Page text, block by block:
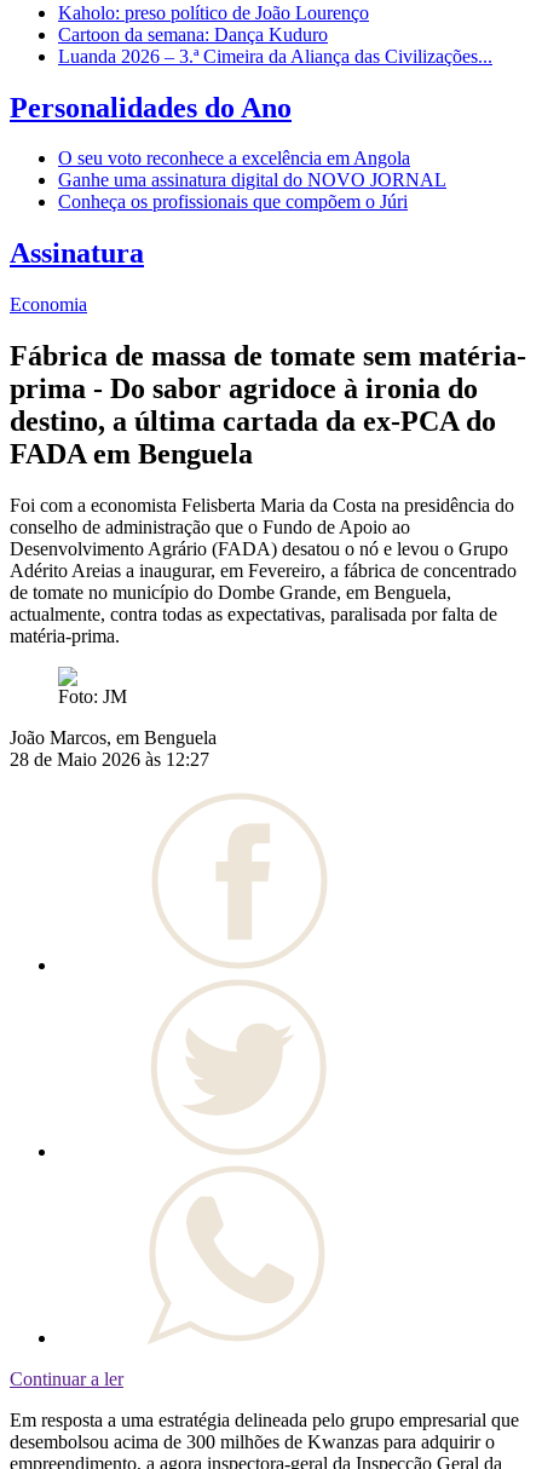
Kaholo: preso político de João Lourenço
Cartoon da semana: Dança Kuduro
Luanda 2026 – 3.ª Cimeira da Aliança das Civilizações...
Personalidades do Ano
O seu voto reconhece a excelência em Angola
Ganhe uma assinatura digital do NOVO JORNAL
Conheça os profissionais que compõem o Júri
Assinatura
Economia
Fábrica de massa de tomate sem matéria-
prima - Do sabor agridoce à ironia do
destino, a última cartada da ex-PCA do
FADA em Benguela
Foi com a economista Felisberta Maria da Costa na presidência do
conselho de administração que o Fundo de Apoio ao
Desenvolvimento Agrário (FADA) desatou o nó e levou o Grupo
Adérito Areias a inaugurar, em Fevereiro, a fábrica de concentrado
de tomate no município do Dombe Grande, em Benguela,
actualmente, contra todas as expectativas, paralisada por falta de
matéria-prima.
Foto: JM
João Marcos, em Benguela
28 de Maio 2026 às 12:27
Continuar a ler
Em resposta a uma estratégia delineada pelo grupo empresarial que
desembolsou acima de 300 milhões de Kwanzas para adquirir o
empreendimento, a agora inspectora-geral da Inspecção Geral da